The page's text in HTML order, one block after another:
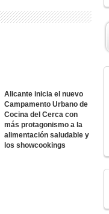
Alicante inicia el nuevo
Campamento Urbano de
Cocina del Cerca con
más protagonismo a la
alimentación saludable y
los showcookings